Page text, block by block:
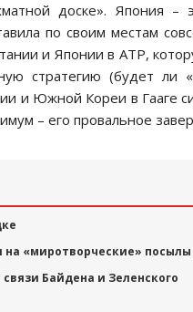
доске». Япония –
по своим местам
и Японии в АТР,
стратегию (будет
и Южной Кореи в Гааге
– его провальное
на «миротворческие»
Байдена и Зеленского